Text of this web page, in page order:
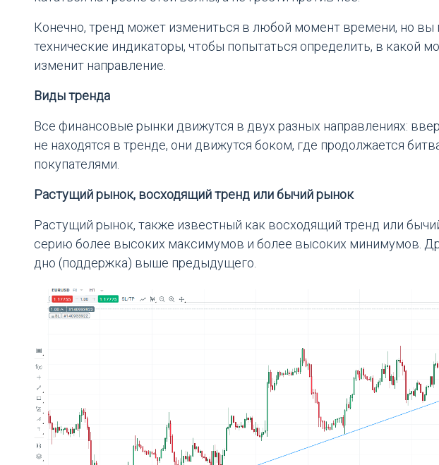
Конечно, тренд может измениться в любой момент времени, но вы
технические индикаторы, чтобы попытаться определить, в какой
изменит направление.
Виды тренда
Все финансовые рынки движутся в двух разных направлениях:
не находятся в тренде, они движутся боком, где продолжается
покупателями.
Растущий рынок, восходящий тренд или бычий рынок
Растущий рынок, также известный как восходящий тренд или
серию более высоких максимумов и более высоких минимумов.
дно (поддержка) выше предыдущего.